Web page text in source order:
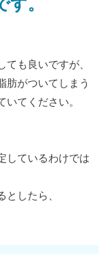
。
ても良いですが、
肪がついてしまう
いてください。
しているわけでは
としたら、